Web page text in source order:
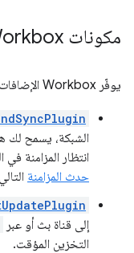
مكونات Workbox الإضافية المتاحة
يوفّر Workbox الإضافات الرسمية التالية لاستخدامها في عامل الخدمة:
الشبكة، يسمح لك
انتظار المزامنة
حدث المزامنة
إلى قناة بث أو عبر
التخزين المؤقت.